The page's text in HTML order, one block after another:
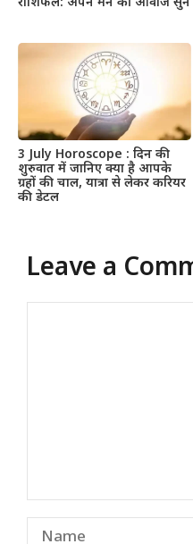
3 July Horoscope : दिन की
शुरुवात में जानिए क्या है आपके
ग्रहों की चाल, यात्रा से लेकर करियर
की डेटल
Leave a
Name